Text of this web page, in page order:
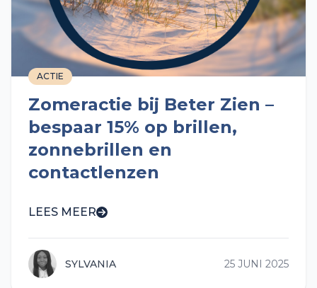
ACTIE
Zomeractie bij Beter Zien –
bespaar 15% op brillen,
zonnebrillen en
contactlenzen
LEES MEER
SYLVANIA 25 JUNI 2025